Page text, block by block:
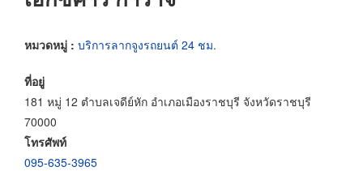
หมวดหมู่ : บริการลากจูงรถยนต์ 24 ชม.
ที่อยู่
181 หมู่ 12 ตำบลเจดีย์หัก อำเภอเมืองราชบุรี จังหวัดราชบุรี
70000
โทรศัพท์
095-635-3965